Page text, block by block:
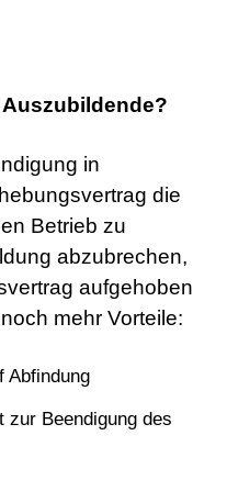
in
die
Betrieb zu
abzubrechen,
aufgehoben
mehr Vorteile:
Abfindung
zur Beendigung des